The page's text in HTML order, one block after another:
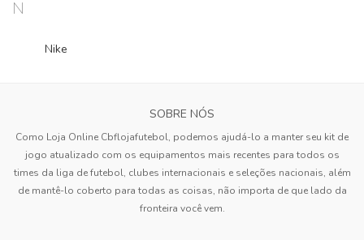
N
Nike
SOBRE NÓS
Como Loja Online Cbflojafutebol, podemos ajudá-lo a manter seu kit de
jogo atualizado com os equipamentos mais recentes para todos os
times da liga de futebol, clubes internacionais e seleções nacionais, além
de mantê-lo coberto para todas as coisas, não importa de que lado da
fronteira você vem.